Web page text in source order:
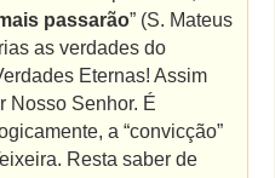
passarão” (S. Mateus
as verdades do
Eternas! Assim
Nosso Senhor. É
a “convicção”
Resta saber de